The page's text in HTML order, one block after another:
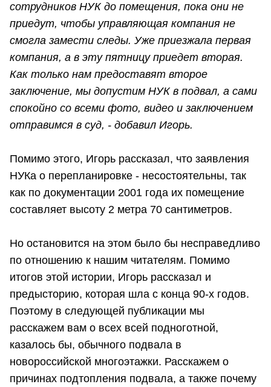
сотрудников НУК до помещения, пока они не
приедут, чтобы управляющая компания не
смогла замести следы. Уже приезжала первая
компания, а в эту пятницу приедет вторая.
Как только нам предоставят второе
заключение, мы допустим НУК в подвал, а сами
спокойно со всеми фото, видео и заключением
отправимся в суд, - добавил Игорь.
Помимо этого, Игорь рассказал, что заявления
НУКа о перепланировке - несостоятельны, так
как по документации 2001 года их помещение
составляет высоту 2 метра 70 сантиметров.
Но остановится на этом было бы несправедливо
по отношению к нашим читателям. Помимо
итогов этой истории, Игорь рассказал и
предысторию, которая шла с конца 90-х годов.
Поэтому в следующей публикации мы
расскажем вам о всех всей подноготной,
казалось бы, обычного подвала в
новороссийской многоэтажки. Расскажем о
причинах подтопления подвала, а также почему